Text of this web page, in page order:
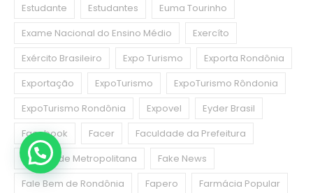
Estudante
Estudantes
Euma Tourinho
Exame Nacional do Ensino Médio
Exercíto
Exército Brasileiro
Expo Turismo
Exporta Rondônia
Exportação
ExpoTurismo
ExpoTurismo Rôndonia
ExpoTurismo Rondônia
Expovel
Eyder Brasil
Facebook
Facer
Faculdade da Prefeitura
Faculdade Metropolitana
Fake News
Fale Bem de Rondônia
Fapero Farmácia Popular